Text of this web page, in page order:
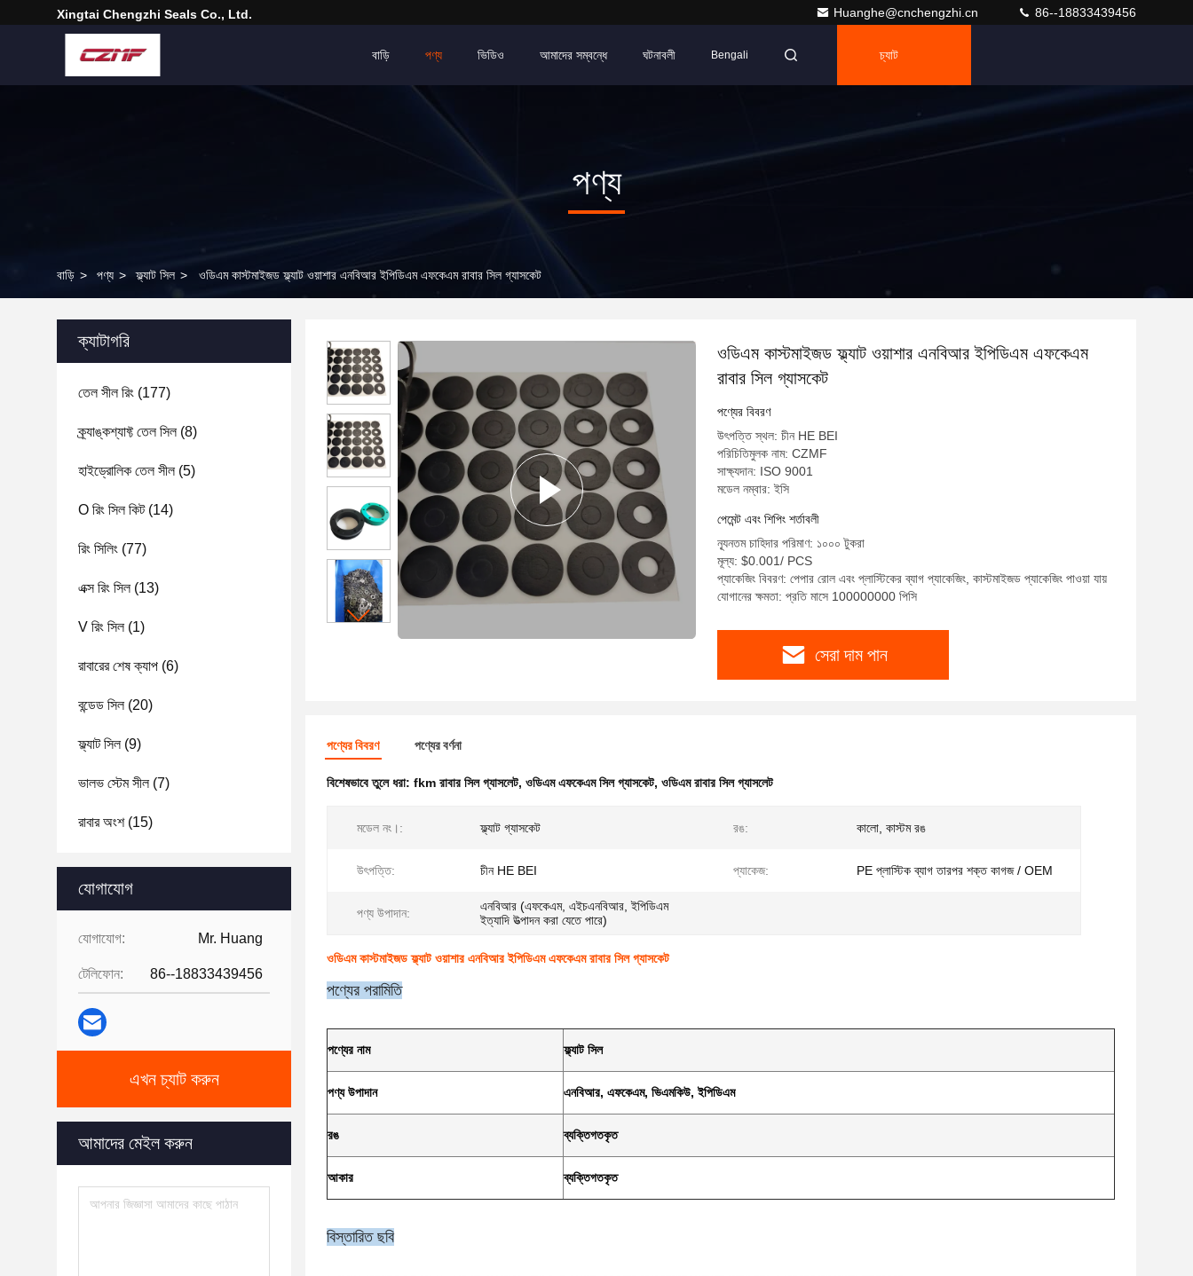
Xingtai Chengzhi Seals Co., Ltd. Huanghe@cnchengzhi.cn 86--18833439456
বাড়ি পণ্য ভিডিও আমাদের সম্বন্ধে ঘটনাবলী Bengali চ্যাট
পণ্য
বাড়ি > পণ্য > ফ্ল্যাট সিল > ওডিএম কাস্টমাইজড ফ্ল্যাট ওয়াশার এনবিআর ইপিডিএম এফকেএম রাবার সিল গ্যাসকেট
ক্যাটাগরি
তেল সীল রিং (177)
ক্র্যাঙ্কশ্যাফ্ট তেল সিল(8)
হাইড্রোলিক তেল সীল(5)
O রিং সিল কিট(14)
রিং সিলিং (77)
এক্স রিং সিল(13)
V রিং সিল(1)
রাবারের শেষ ক্যাপ (6)
বন্ডেড সিল(20)
ফ্ল্যাট সিল(9)
ভালভ স্টেম সীল(7)
রাবার অংশ(15)
যোগাযোগ
যোগাযোগ: Mr. Huang
টেলিফোন: 86--18833439456
এখন চ্যাট করুন
আমাদের মেইল ​​করুন
ওডিএম কাস্টমাইজড ফ্ল্যাট ওয়াশার এনবিআর ইপিডিএম এফকেএম
রাবার সিল গ্যাসকেট
পণ্যের বিবরণ
উৎপত্তি স্থল: চীন HE BEI
পরিচিতিমুলক নাম: CZMF
সাক্ষ্যদান: ISO 9001
মডেল নম্বার: ইসি
পেমেন্ট এবং শিপিং শর্তাবলী
ন্যূনতম চাহিদার পরিমাণ: ১০০০ টুকরা
মূল্য: $0.001/ PCS
প্যাকেজিং বিবরণ: পেপার রোল এবং প্লাস্টিকের ব্যাগ প্যাকেজিং, কাস্টমাইজড প্যাকেজিং পাওয়া যায়
যোগানের ক্ষমতা: প্রতি মাসে 100000000 পিসি
সেরা দাম পান
পণ্যের বিবরণ পণ্যের বর্ণনা
বিশেষভাবে তুলে ধরা: fkm রাবার সিল গ্যাসলেট, ওডিএম এফকেএম সিল গ্যাসকেট, ওডিএম রাবার সিল গ্যাসলেট
মডেল নং।: ফ্ল্যাট গ্যাসকেট রঙ: কালো, কাস্টম রঙ
উৎপত্তি: চীন HE BEI প্যাকেজ: PE প্লাস্টিক ব্যাগ তারপর শক্ত কাগজ / OEM
পণ্য উপাদান:
এনবিআর (এফকেএম, এইচএনবিআর, ইপিডিএম
ইত্যাদি উত্পাদন করা যেতে পারে)
ওডিএম কাস্টমাইজড ফ্ল্যাট ওয়াশার এনবিআর ইপিডিএম এফকেএম রাবার সিল গ্যাসকেট
পণ্যের পরামিতি
পণ্যের নাম ফ্ল্যাট সিল
পণ্য উপাদান এনবিআর, এফকেএম, ভিএমকিউ, ইপিডিএম
রঙ ব্যক্তিগতকৃত
আকার ব্যক্তিগতকৃত
বিস্তারিত ছবি